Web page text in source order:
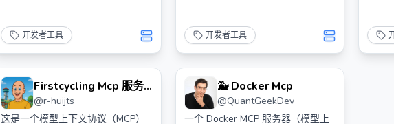
开发者工具 开发者工具
Firstcycling Mcp 服务
器
@r-huijts
这是一个模型上下文协议（MCP）
🐳 Docker Mcp
@QuantGeekDev
一个 Docker MCP 服务器（模型上